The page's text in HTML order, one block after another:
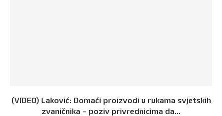
(VIDEO) Laković: Domaći proizvodi u rukama svjetskih
zvaničnika – poziv privrednicima da...